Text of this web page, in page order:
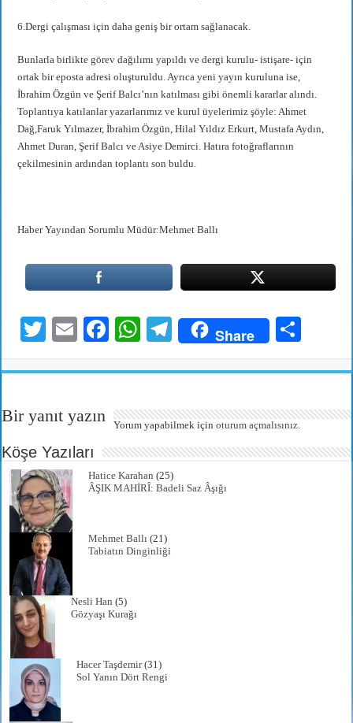
6.Dergi çalışması için daha geniş bir ortam sağlanacak.
Bunlarla birlikte görev dağılımı yapıldı ve dergi kurulu- istişare- için
ortak bir eposta adresi oluşturuldu. Ayrıca yeni yayın kuruluna ise,
İbrahim Özgün ve Şerif Balcı’nın katılması gibi önemli kararlar alındı.
Toplantıya katılanlar yazarlarımız ve kurul üyelerimiz şöyle: Ahmet
Dağ,Faruk Yılmazer, İbrahim Özgün, Hilal Yıldız Erkurt, Mustafa Aydın,
Ahmet Duran, Şerif Balcı ve Asiye Demirci. Hatıra fotoğraflarının
çekilmesinin ardından toplantı son buldu.
Haber Yayından Sorumlu Müdür:Mehmet Ballı
T
tte
E
ail
Fa
bo
ok
W
ts
A
pp
Te
gr
a
m
Share
re
Bir yanıt yazın Yorum yapabilmek içinoturum açmalısınız
Köşe Yazıları
Hatice Karahan (25)
ÂŞIK MAHİRÎ: Badeli Saz Âşığı
Mehmet Ballı (21)
Tabiatın Dinginliği
Nesli Han (5)
Gözyaşı Kurağı
Hacer Taşdemir(31)
Sol Yanın Dört Rengi